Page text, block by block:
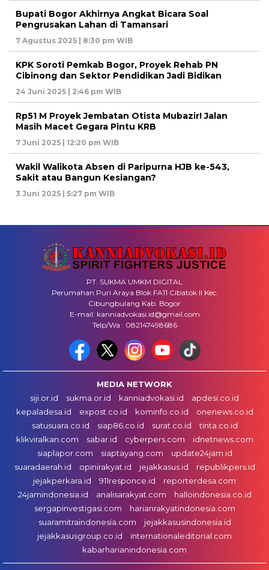
Bupati Bogor Akhirnya Angkat Bicara Soal
Pengrusakan Lahan di Tamansari
7 Agustus 2025 | 8:30 pm WIB
KPK Soroti Pemkab Bogor, Proyek Rehab PN
Cibinong dan Sektor Pendidikan Jadi Bidikan
24 Juni 2025 | 2:46 pm WIB
Rp51 M Proyek Jembatan Otista Mubazir! Jalan
Masih Macet Gegara Pintu KRB
7 Juni 2025 | 12:20 pm WIB
Wakil Walikota Absen di Paripurna HJB ke-543,
Sakit atau Bangun Kesiangan?
3 Juni 2025 | 5:27 pm WIB
PT. SUKMA UMKM DIGITAL
Perumahan Puri Araya Blok FA11 Cibatok II Kec.
Cibungbulang Kab. Bogor
E-mail: kanniadvokasi.id@gmail.com
Telp/Wa : 082147498686
MEDIA NETWORK
siji.or.id
sukma.or.id kanniadvokasi.id
apdesi.co.id
kepaladesa.id
expost.co.id kominfo.co.id
onenews.co.id
satusuara.co.id
siap86.co.id surat.co.id
tinta.co.id
klikviralkan.com
sabar.id cyberpers.com
idnetnews.com
siaplapor.com
siaptayang.com
update24jam.id
suaradaerah.id
opinirakyat.id jejakkasus.id
republikpers.id
jejakperkara.id
911responce.id
reporterdesa.com
24jamindonesia.id
analisarakyat.com
halloindonesia.co.id
sergapinvestigasi.com
harianrakyatindonesia.com
suaramitraindonesia.com
jejakkasusindonesia.id
jejakkasusgroup.co.id
internationaleditorial.com
kabarharianindonesia.com